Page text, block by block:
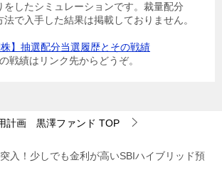
したシミュレーションです。裁量配分
で入手した結果は掲載しておりません。
株】抽選配分当選履歴とその戦績
戦績はリンク先からどうぞ。
計画 黒澤ファンド TOP
入！少しでも金利が高いSBIハイブリッド預